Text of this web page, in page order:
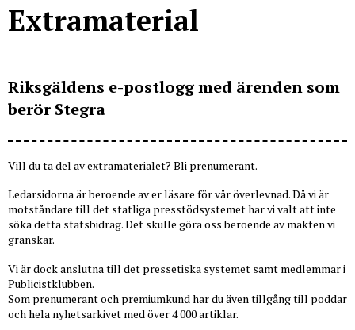
Extramaterial
Riksgäldens e-postlogg med ärenden som
berör Stegra
Vill du ta del av extramaterialet? Bli prenumerant.
Ledarsidorna är beroende av er läsare för vår överlevnad. Då vi är
motståndare till det statliga presstödsystemet har vi valt att inte
söka detta statsbidrag. Det skulle göra oss beroende av makten vi
granskar.
Vi är dock anslutna till det pressetiska systemet samt medlemmar i
Publicistklubben.
Som prenumerant och premiumkund har du även tillgång till poddar
och hela nyhetsarkivet med över 4 000 artiklar.